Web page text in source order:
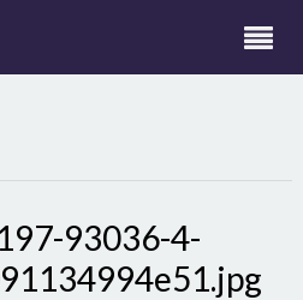
93036-4-